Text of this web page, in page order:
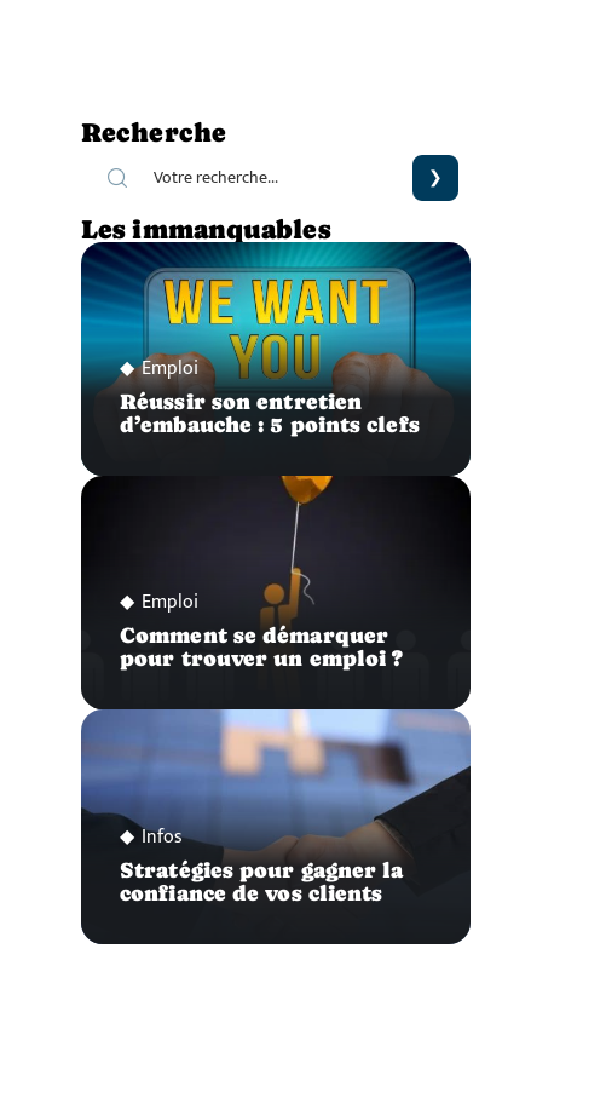
Recherche
Les immanquables
Emploi
Réussir son entretien
d’embauche : 5 points clefs
Emploi
Comment se démarquer
pour trouver un emploi ?
Infos
Stratégies pour gagner la
confiance de vos clients